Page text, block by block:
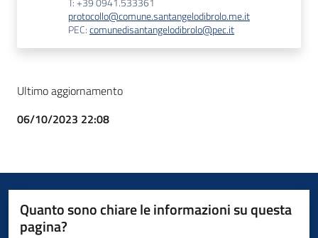
protocollo@comune.santangelodibrolo.me.it
PEC:comunedisantangelodibrolo@pec.it
Ultimo aggiornamento
06/10/2023 22:08
Quanto sono chiare le informazioni su questa
pagina?